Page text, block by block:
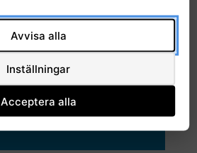
Avvisa alla
Inställningar
Acceptera alla